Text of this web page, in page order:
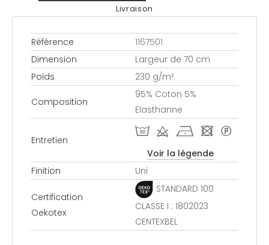
Livraison
Référence
1167501
Dimension
Largeur de 70 cm
Poids
230 g/m²
Composition
95% Coton 5%
Elasthanne
Entretien
T d h - *
Voir la légende
Finition
Uni
Certification
Oekotex
STANDARD 100
CLASSE I : 1802023
CENTEXBEL